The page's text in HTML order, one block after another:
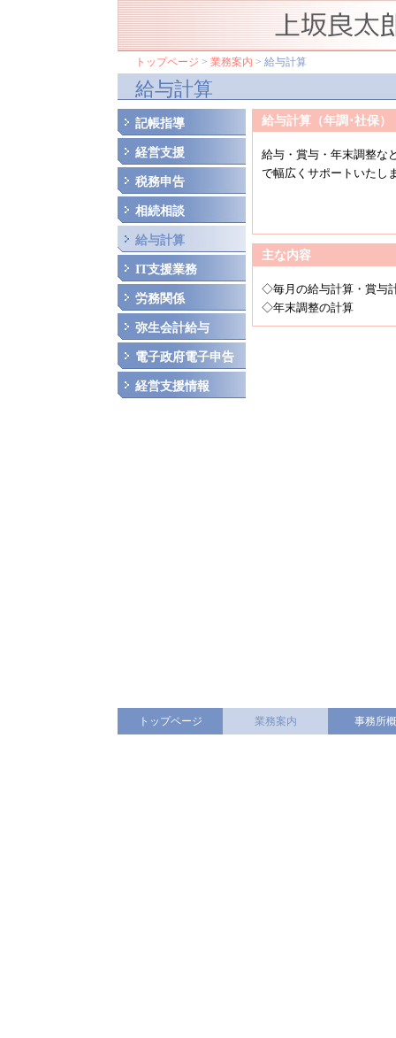
トップページ > 業務案内 > 給与計算
給与計算
給与計算（年調･社保）
給与・賞与・年末調整な
で幅広くサポートいたし
主な内容
◇毎月の給与計算・賞与
◇年末調整の計算
記帳指導
経営支援
税務申告
相続相談
給与計算
IT支援業務
労務関係
弥生会計給与
電子政府電子申告
経営支援情報
トップページ 業務案内 事務所